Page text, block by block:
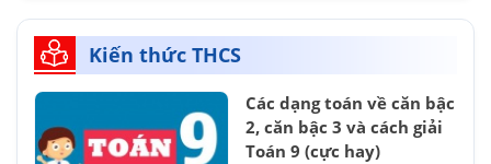
Kiến thức THCS
Các dạng toán về căn bậc
2, căn bậc 3 và cách giải
Toán 9 (cực hay)